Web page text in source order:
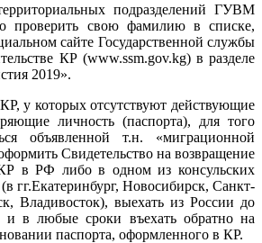
подразделений ГУВМ
свою фамилию в списке,
сайте Государственной службы
КР (www.ssm.gov.kg) в разделе
2019».
у которых отсутствуют действующие
личность (паспорта), для того
объявленной т.н. «миграционной
Свидетельство на возвращение
в РФ либо в одном из консульских
гг.Екатеринбург, Новосибирск, Санкт-
Владивосток), выехать из России до
и в любые сроки въехать обратно на
паспорта, оформленного в КР.